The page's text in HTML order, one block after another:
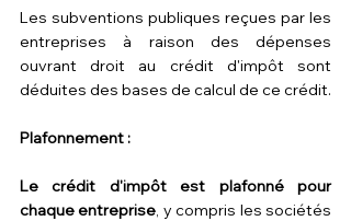
Les subventions publiques reçues par les
entreprises à raison des dépenses
ouvrant droit au crédit d'impôt sont
déduites des bases de calcul de ce crédit.
Plafonnement :
Le crédit d'impôt est plafonné pour
chaque entreprise, y compris les sociétés